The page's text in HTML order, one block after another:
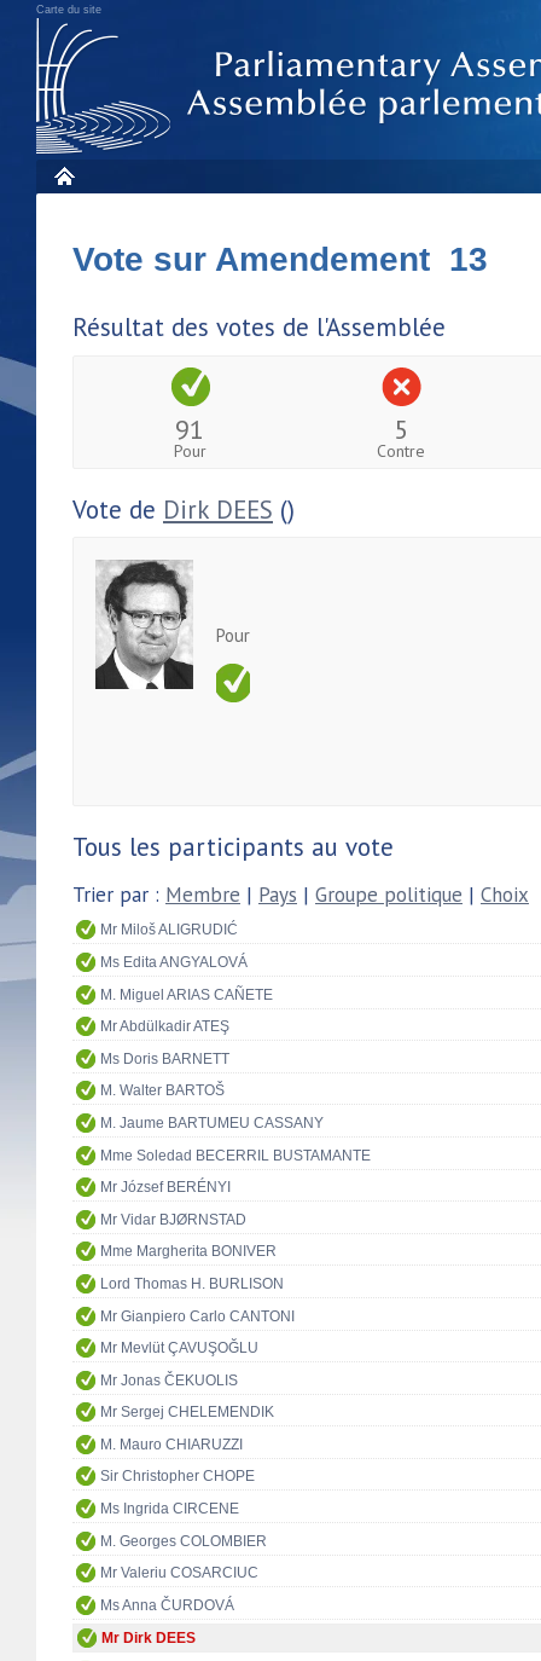
Carte du site
Vote sur Amendement 13
Résultat des votes de l'Assemblée
91
Pour
5
Contre
Vote de Dirk DEES ()
Pour
Tous les participants au vote
Trier par : Membre | Pays | Groupe politique | Choix
Mr Miloš ALIGRUDIĆ
Ms Edita ANGYALOVÁ
M. Miguel ARIAS CAÑETE
Mr Abdülkadir ATEŞ
Ms Doris BARNETT
M. Walter BARTOŠ
M. Jaume BARTUMEU CASSANY
Mme Soledad BECERRIL BUSTAMANTE
Mr József BERÉNYI
Mr Vidar BJØRNSTAD
Mme Margherita BONIVER
Lord Thomas H. BURLISON
Mr Gianpiero Carlo CANTONI
Mr Mevlüt ÇAVUŞOĞLU
Mr Jonas ČEKUOLIS
Mr Sergej CHELEMENDIK
M. Mauro CHIARUZZI
Sir Christopher CHOPE
Ms Ingrida CIRCENE
M. Georges COLOMBIER
Mr Valeriu COSARCIUC
Ms Anna ČURDOVÁ
Mr Dirk DEES